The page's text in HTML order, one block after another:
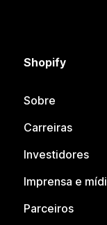
Shopify
Sobre
Carreiras
Investidores
Imprensa e
Parceiros